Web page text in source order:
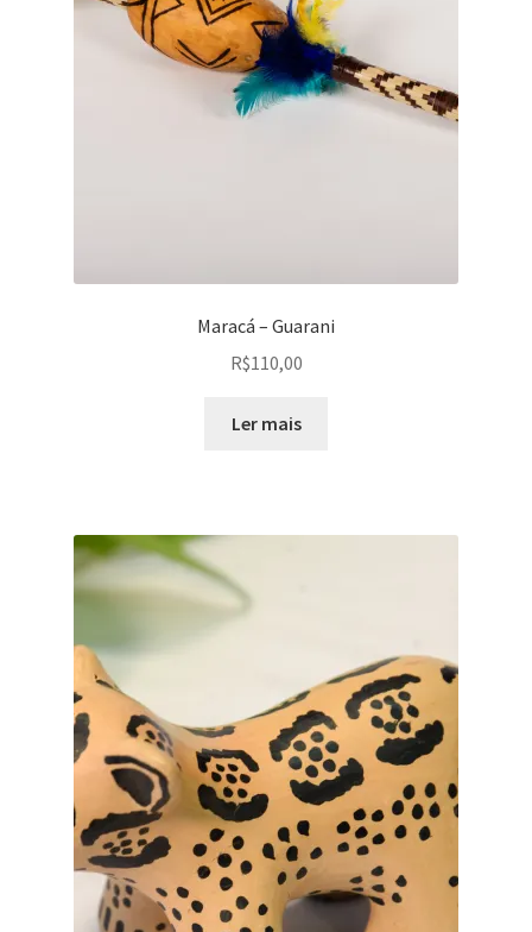
Maracá – Guarani
R$110,00
Ler mais